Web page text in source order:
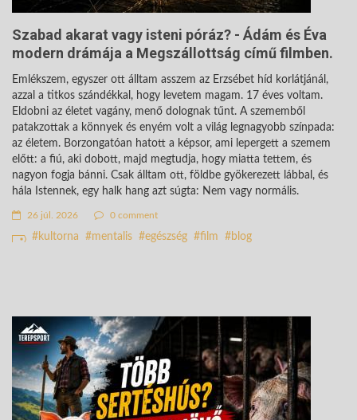
Szabad akarat vagy isteni póráz? - Ádám és Éva
modern drámája a Megszállottság című filmben.
Emlékszem, egyszer ott álltam asszem az Erzsébet híd korlátjánál,
azzal a titkos szándékkal, hogy levetem magam. 17 éves voltam.
Eldobni az életet vagány, menő dolognak tűnt. A szememből
patakzottak a könnyek és enyém volt a világ legnagyobb színpada:
az életem. Borzongatóan hatott a képsor, ami lepergett a szemem
előtt: a fiú, aki dobott, majd megtudja, hogy miatta tettem, és
nagyon fogja bánni. Csak álltam ott, földbe gyökerezett lábbal, és
hála Istennek, egy halk hang azt súgta: Nem vagy normális.
26 júl. 2026 0 comment
kultorna mentalis egészség film blog